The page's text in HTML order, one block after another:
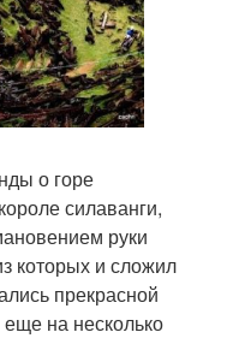
о горе
силаванги,
руки
которых и сложил
прекрасной
еще на несколько